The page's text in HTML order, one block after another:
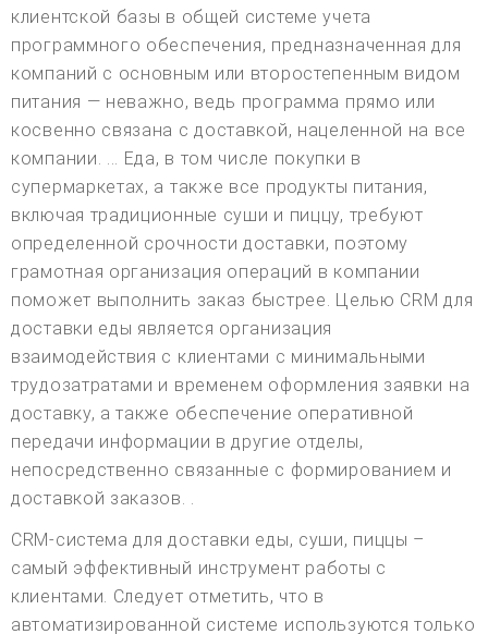
клиентской базы в общей системе учета
программного обеспечения, предназначенная для
компаний с основным или второстепенным видом
питания — неважно, ведь программа прямо или
косвенно связана с доставкой, нацеленной на все
компании. ... Еда, в том числе покупки в
супермаркетах, а также все продукты питания,
включая традиционные суши и пиццу, требуют
определенной срочности доставки, поэтому
грамотная организация операций в компании
поможет выполнить заказ быстрее. Целью CRM для
доставки еды является организация
взаимодействия с клиентами с минимальными
трудозатратами и временем оформления заявки на
доставку, а также обеспечение оперативной
передачи информации в другие отделы,
непосредственно связанные с формированием и
доставкой заказов. .
CRM-система для доставки еды, суши, пиццы –
самый эффективный инструмент работы с
клиентами. Следует отметить, что в
автоматизированной системе используются только